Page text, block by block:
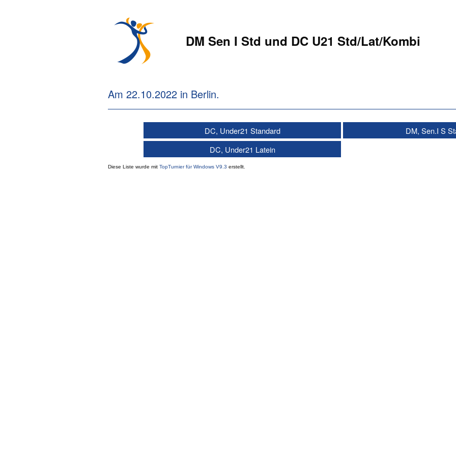
DM Sen I Std und DC U21 Std/Lat/Kombi
Am 22.10.2022 in Berlin.
DC, Under21 Standard
DM, Sen.I S
DC, Under21 Latein
Diese Liste wurde mit TopTurnier für Windows V9.3 erstellt.